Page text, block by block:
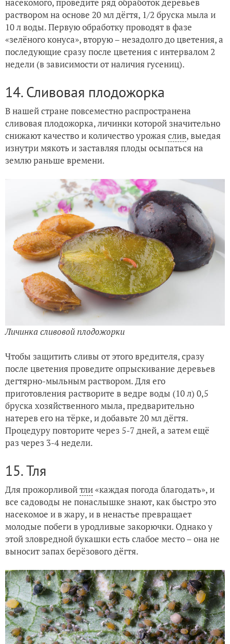
раствором на основе 20 мл дёгтя, 1/2 бруска мыла и
10 л воды. Первую обработку проводят в фазе
«зелёного конуса», вторую – незадолго до цветения, а
последующие сразу после цветения с интервалом 2
недели (в зависимости от наличия гусениц).
14. Сливовая плодожорка
В нашей стране повсеместно распространена
сливовая плодожорка, личинки которой значительно
снижают качество и количество урожаяслив, выедая
изнутри мякоть и заставляя плоды осыпаться на
землю раньше времени.
Личинка сливовой плодожорки
Чтобы защитить сливы от этого вредителя, сразу
после цветения проведите опрыскивание деревьев
дегтярно-мыльным раствором. Для его
приготовления растворите в ведре воды (10 л) 0,5
бруска хозяйственного мыла, предварительно
натерев его на тёрке, и добавьте 20 мл дёгтя.
Процедуру повторите через 5-7 дней, а затем ещё
раз через 3-4 недели.
15. Тля
Для прожорливойтли«каждая погода благодать», и
все садоводы не понаслышке знают, как быстро это
насекомое и в жару, и в ненастье превращает
молодые побеги в уродливые закорючки. Однако у
этой зловредной букашки есть слабое место – она не
выносит запах берёзового дёгтя.